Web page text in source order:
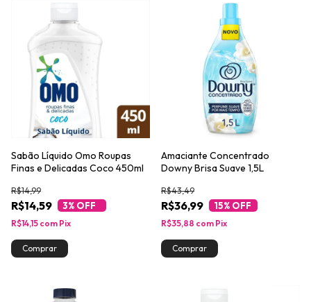
Sabão Líquido Omo Roupas
Finas e Delicadas Coco 450ml
R$14,59
R$14,99
3% OFF
R$14,15 com Pix
Amaciante Concentrado
Downy Brisa Suave 1,5L
R$36,99
R$43,49
15% OFF
R$35,88 com Pix